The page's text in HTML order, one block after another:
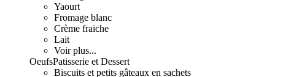
Yaourt
Fromage blanc
Crème fraiche
Lait
Voir plus...
OeufsPatisserie et Dessert
Biscuits et petits gâteaux en sachets